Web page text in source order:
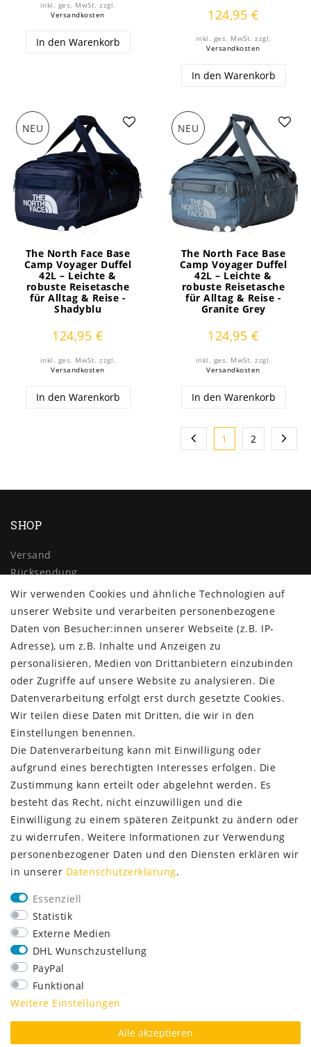
inkl. ges. MwSt. zzgl.
Versandkosten
In den Warenkorb
124,95 €
inkl. ges. MwSt. zzgl.
Versandkosten
In den Warenkorb
NEU
The North Face Base
Camp Voyager Duffel
42L – Leichte &
robuste Reisetasche
für Alltag & Reise -
Shadyblu
124,95 €
inkl. ges. MwSt. zzgl.
Versandkosten
In den Warenkorb
NEU
The North Face Base
Camp Voyager Duffel
42L – Leichte &
robuste Reisetasche
für Alltag & Reise -
Granite Grey
124,95 €
inkl. ges. MwSt. zzgl.
Versandkosten
In den Warenkorb
1 2
SHOP
Versand
Rücksendung
Widerrufs­recht
Impressum
Daten­schutz­erklärung
AGB
Kontakt
ZAHLUNG & VERSAND
SERVICE
Lieferung nur 2,95 €
Rücksendung kostenfrei
14 Tage Rückgaberecht
Kurze Lieferzeit
FOLGE UNS
Wir verwenden Cookies und ähnliche Technologien auf
unserer Website und verarbeiten personenbezogene
Daten von Besucher:innen unserer Webseite (z.B. IP-
Adresse), um z.B. Inhalte und Anzeigen zu
personalisieren, Medien von Drittanbietern einzubinden
oder Zugriffe auf unsere Website zu analysieren. Die
Datenverarbeitung erfolgt erst durch gesetzte Cookies.
Wir teilen diese Daten mit Dritten, die wir in den
Einstellungen benennen.
Die Datenverarbeitung kann mit Einwilligung oder
aufgrund eines berechtigten Interesses erfolgen. Die
Zustimmung kann erteilt oder abgelehnt werden. Es
besteht das Recht, nicht einzuwilligen und die
Einwilligung zu einem späteren Zeitpunkt zu ändern oder
zu widerrufen. Weitere Informationen zur Verwendung
personenbezogener Daten und den Diensten erklären wir
in unserer Daten­schutz­erklärung.
Essenziell
Statistik
Externe Medien
DHL Wunschzustellung
PayPal
Funktional
Weitere Einstellungen
Alle akzeptieren